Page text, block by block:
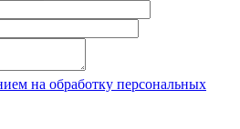
на обработку персональных